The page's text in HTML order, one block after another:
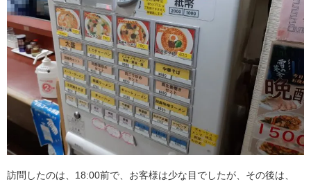
訪問したのは、18:00前で、お客様は少な目でしたが、その後は、